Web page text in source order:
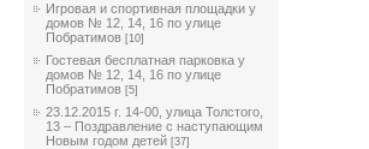
Игровая и спортивная площадки у
домов № 12, 14, 16 по улице
Побратимов [10]
Гостевая бесплатная парковка у
домов № 12, 14, 16 по улице
Побратимов [5]
23.12.2015 г. 14-00, улица Толстого,
13 – Поздравление с наступающим
Новым годом детей [37]